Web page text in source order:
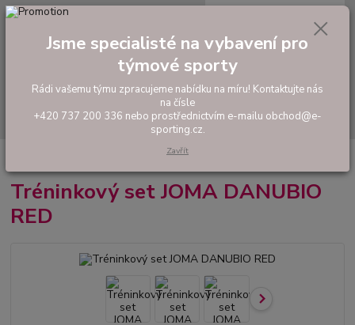
Hledat
tel: +420 737 200 336
0,00 Kč
Tréninkový set JOMA DANUBIO RED
Tréninkový set JOMA DANUBIO
RED
Jsme specialisté na vybavení pro
týmové sporty
Rádi vašemu týmu zpracujeme nabídku na míru! Kontaktujte nás
na čísle
+420 737 200 336 nebo prostřednictvím e-mailu obchod@e-
sporting.cz.
Zavřít